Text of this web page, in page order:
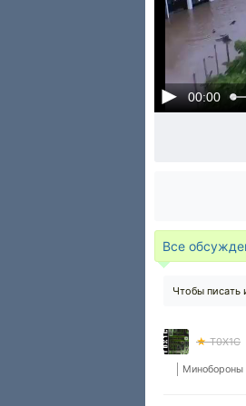
00:00
Все
Чтобы писать
★T0X1C
Минобороны